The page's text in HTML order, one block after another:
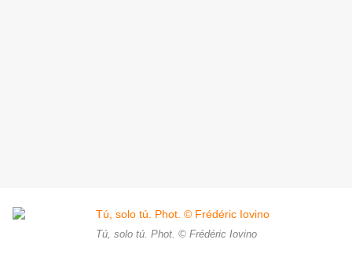
Tú, solo tú. Phot. © Frédéric Iovino